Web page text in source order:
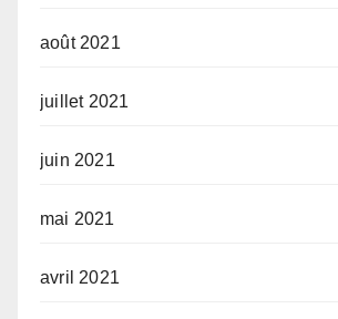
août 2021
juillet 2021
juin 2021
mai 2021
avril 2021